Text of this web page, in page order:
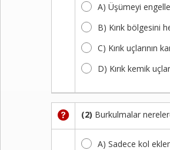
A) Üşümeyi
B) Kırık bölgesini
C) Kırık uçlarının
D) Kırık kemik
(2) Burkulmalar
A) Sadece kol
İletişim